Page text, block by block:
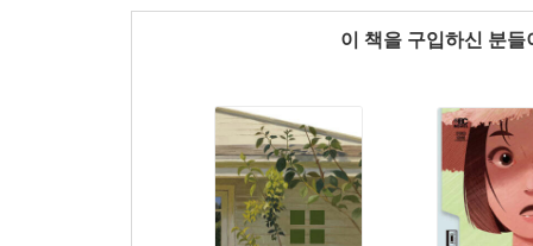
이 책을 구입하신 분